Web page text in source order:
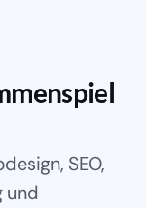
SEO,
und